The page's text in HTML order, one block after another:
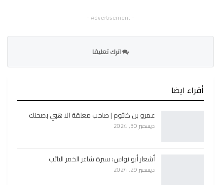
- Advertisement -
اترك تعليقا
أقراء ايضا
عمرو بن كلثوم | صاحب معلقة الا هبي بصحنك
ديسمبر 30, 2024
أشعار أبو نواس: سيرة شاعر الخمر التائب
ديسمبر 29, 2024